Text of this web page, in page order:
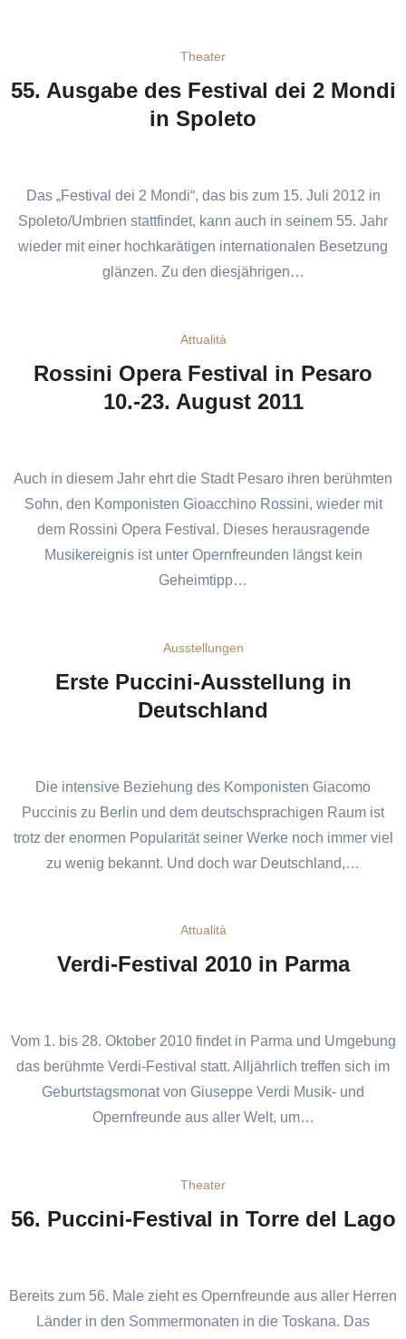
Theater
55. Ausgabe des Festival dei 2 Mondi
in Spoleto
Das „Festival dei 2 Mondi“, das bis zum 15. Juli 2012 in
Spoleto/Umbrien stattfindet, kann auch in seinem 55. Jahr
wieder mit einer hochkarätigen internationalen Besetzung
glänzen. Zu den diesjährigen…
Attualità
Rossini Opera Festival in Pesaro
10.-23. August 2011
Auch in diesem Jahr ehrt die Stadt Pesaro ihren berühmten
Sohn, den Komponisten Gioacchino Rossini, wieder mit
dem Rossini Opera Festival. Dieses herausragende
Musikereignis ist unter Opernfreunden längst kein
Geheimtipp…
Ausstellungen
Erste Puccini-Ausstellung in
Deutschland
Die intensive Beziehung des Komponisten Giacomo
Puccinis zu Berlin und dem deutschsprachigen Raum ist
trotz der enormen Popularität seiner Werke noch immer viel
zu wenig bekannt. Und doch war Deutschland,…
Attualità
Verdi-Festival 2010 in Parma
Vom 1. bis 28. Oktober 2010 findet in Parma und Umgebung
das berühmte Verdi-Festival statt. Alljährlich treffen sich im
Geburtstagsmonat von Giuseppe Verdi Musik- und
Opernfreunde aus aller Welt, um…
Theater
56. Puccini-Festival in Torre del Lago
Bereits zum 56. Male zieht es Opernfreunde aus aller Herren
Länder in den Sommermonaten in die Toskana. Das